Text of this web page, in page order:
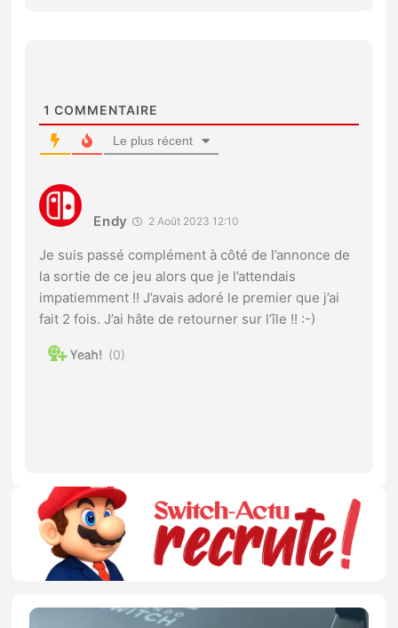
1 COMMENTAIRE
Le plus récent
Endy 2 Août 2023 12:10
Je suis passé complément à côté de l’annonce de
la sortie de ce jeu alors que je l’attendais
impatiemment !! J’avais adoré le premier que j’ai
fait 2 fois. J’ai hâte de retourner sur l’île !! :-)
0